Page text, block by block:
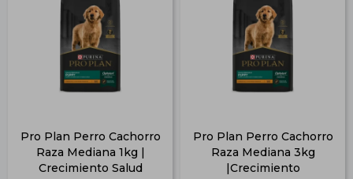
Pro Plan Perro Cachorro
Raza Mediana 1kg |
Crecimiento Salud
Pro Plan Perro Cachorro
Raza Mediana 3kg
|Crecimiento